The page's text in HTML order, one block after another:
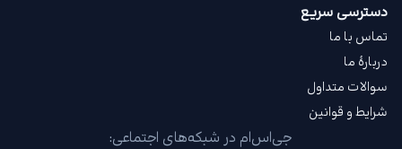
دسترسی سریع
تماس با ما
دربارهٔ ما
سوالات متداول
شرایط و قوانین
جی‌اس‌ام در شبکه‌های اجتماعی: